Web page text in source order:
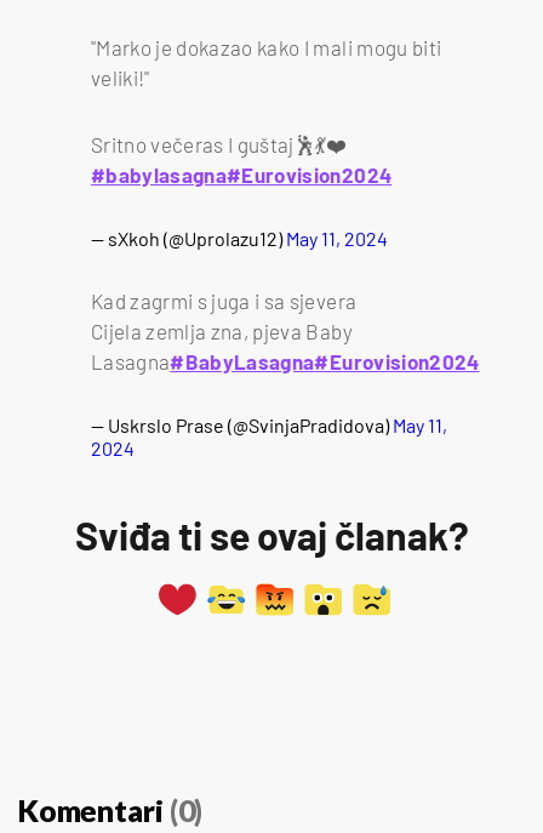
"Marko je dokazao kako I mali mogu biti
veliki!"
Sritno večeras I guštaj🕺💃❤️
#babylasagna#Eurovision2024
— sXkoh (@Uprolazu12)May 11, 2024
Kad zagrmi s juga i sa sjevera
Cijela zemlja zna, pjeva Baby
Lasagna#BabyLasagna#Eurovision2024
— Uskrslo Prase (@SvinjaPradidova)May 11,
2024
Sviđa ti se ovaj članak?
Komentari (0)